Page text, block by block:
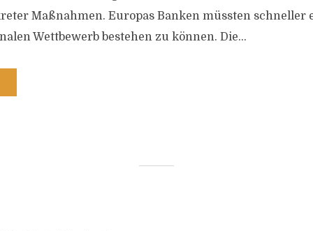
Maßnahmen. Europas Banken müssten schneller
Wettbewerb bestehen zu können. Die...